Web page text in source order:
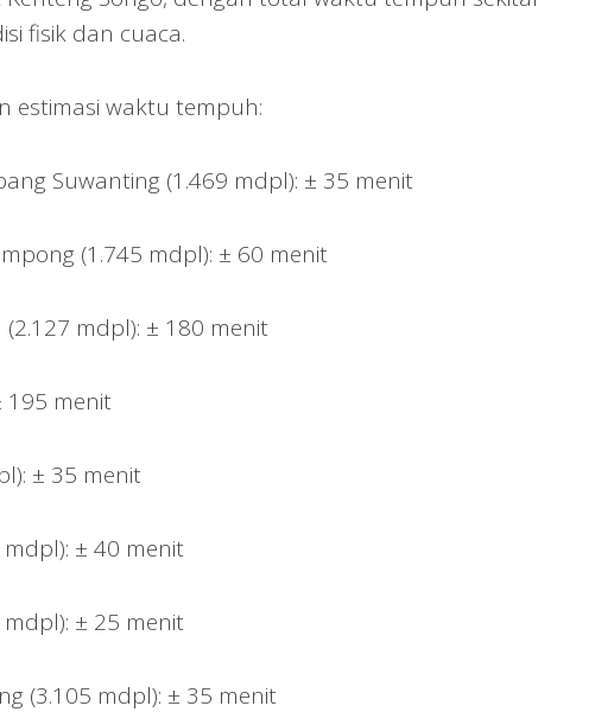
fisik dan cuaca.
estimasi waktu tempuh:
Suwanting (1.469 mdpl): ± 35 menit
(1.745 mdpl): ± 60 menit
mdpl): ± 180 menit
195 menit
± 35 menit
mdpl): ± 40 menit
mdpl): ± 25 menit
(3.105 mdpl): ± 35 menit